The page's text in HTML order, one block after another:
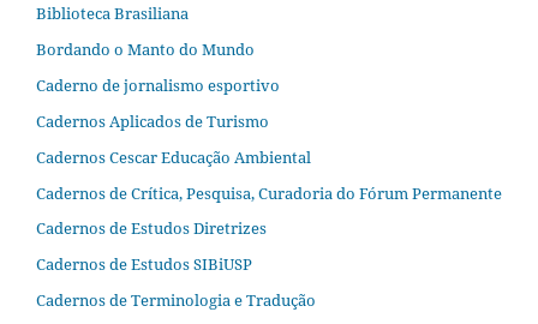
Biblioteca Brasiliana
Bordando o Manto do Mundo
Caderno de jornalismo esportivo
Cadernos Aplicados de Turismo
Cadernos Cescar Educação Ambiental
Cadernos de Crítica, Pesquisa, Curadoria do Fórum Permanente
Cadernos de Estudos Diretrizes
Cadernos de Estudos SIBiUSP
Cadernos de Terminologia e Tradução